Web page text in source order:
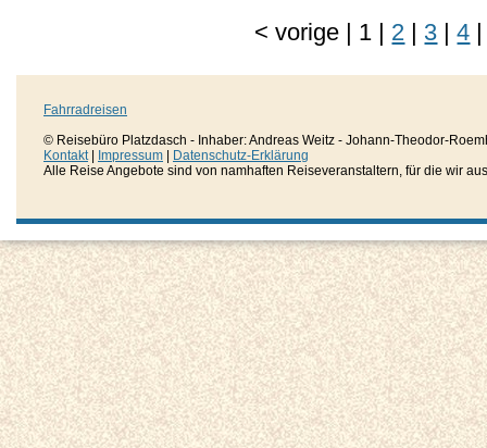
<vorige | 1 | 2 | 3 | 4 |
Fahrradreisen
© Reisebüro Platzdasch - Inhaber: Andreas Weitz - Johann-Theodor-
Kontakt| Impressum
Datenschutz-Erklärung
Alle Reise Angebote sind von namhaften Reiseveranstaltern, für die wir